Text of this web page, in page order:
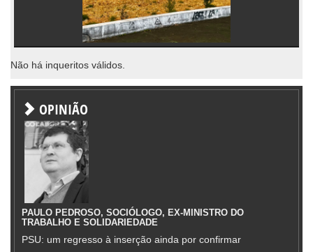
Não há inqueritos válidos.
OPINIÃO
PAULO PEDROSO, SOCIÓLOGO, EX-MINISTRO DO
TRABALHO E SOLIDARIEDADE
PSU: um regresso à inserção ainda por confirmar